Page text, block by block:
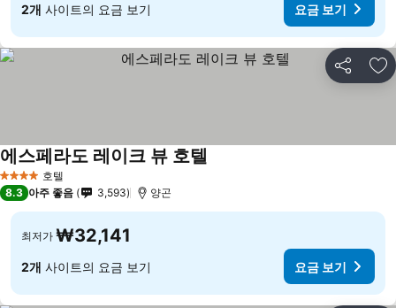
2개 사이트의 요금 보기 요금 보기
공유 즐
4 성급 호텔
에스페라도 레이크 뷰 호텔
8.3 아주 좋음 3,593 양곤
최저가 ₩32,141
2개 사이트의 요금 보기 요금 보기